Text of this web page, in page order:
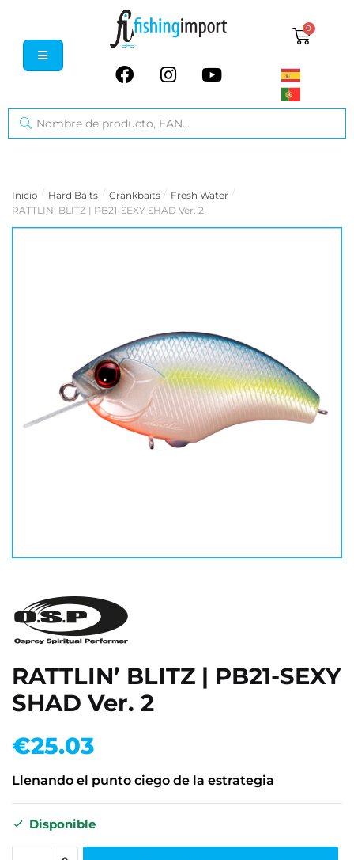
0
Inicio / Hard Baits / Crankbaits / Fresh Water /
RATTLIN’ BLITZ | PB21-SEXY SHAD Ver. 2
RATTLIN’ BLITZ | PB21-SEXY
SHAD Ver. 2
€25.03
Llenando el punto ciego de la estrategia
Disponible